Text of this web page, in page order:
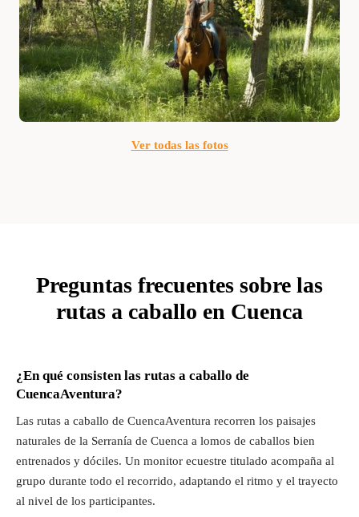
Ver todas las fotos
Preguntas frecuentes sobre las
rutas a caballo en Cuenca
¿En qué consisten las rutas a caballo de
CuencaAventura?
Las rutas a caballo de CuencaAventura recorren los paisajes
naturales de la Serranía de Cuenca a lomos de caballos bien
entrenados y dóciles. Un monitor ecuestre titulado acompaña al
grupo durante todo el recorrido, adaptando el ritmo y el trayecto
al nivel de los participantes.